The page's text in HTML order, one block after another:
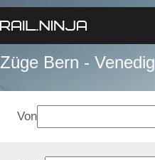
Züge Bern - Venedig
Von